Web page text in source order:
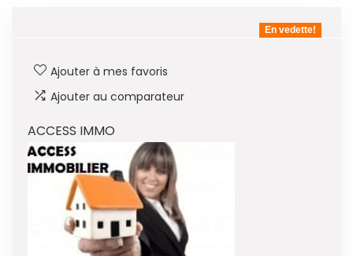
En vedette!
Ajouter à mes favoris
Ajouter au comparateur
ACCESS IMMO